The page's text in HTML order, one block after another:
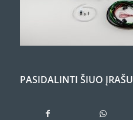
PASIDALINTI ŠIUO ĮRAŠU